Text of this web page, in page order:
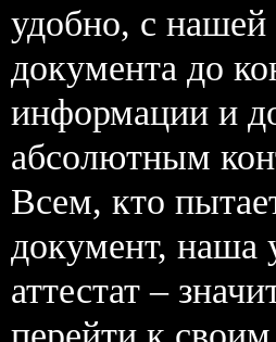
удобно, с нашей
документа до
информации и
абсолютным
Всем, кто
документ, наша
аттестат –